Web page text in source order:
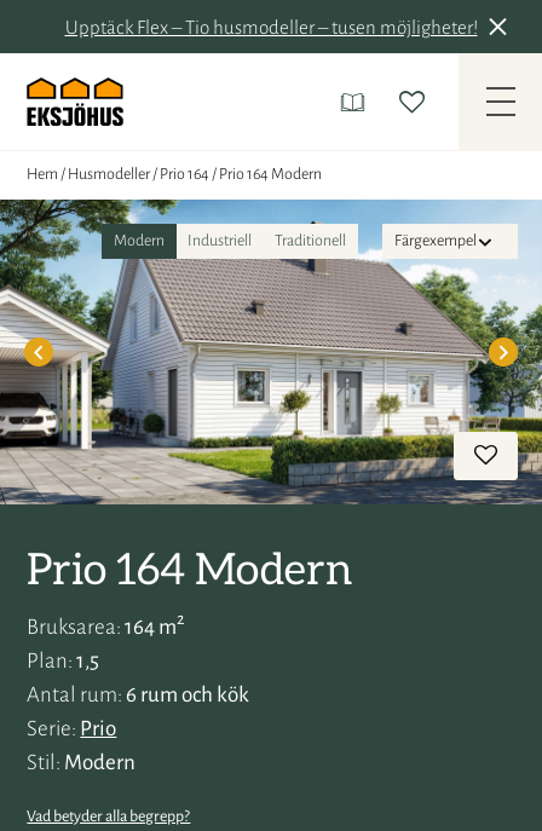
Upptäck Flex – Tio husmodeller – tusen möjligheter!
Hem / Husmodeller / Prio 164 / Prio 164 Modern
Färgexempel
Vit
Grå
Varmgrå
Röd
Modern Industriell Traditionell
Prio 164 Modern
Bruksarea 164 m2
Plan 1,5
Antal rum 6 rum och kök
Serie Prio
Stil
Modern
Vad betyder alla begrepp?